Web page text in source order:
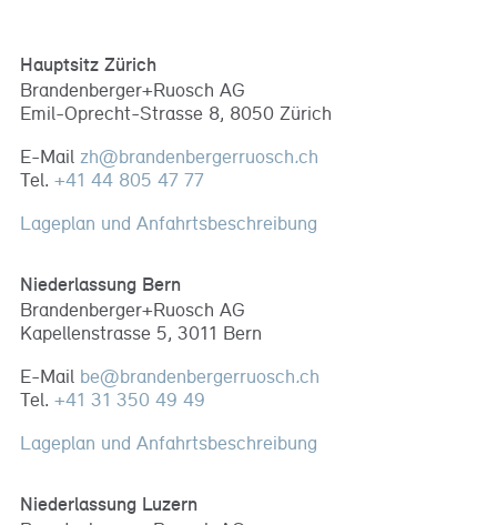
Hauptsitz Zürich
Brandenberger+Ruosch AG
Emil-Oprecht-Strasse 8, 8050 Zürich
E-Mail zh@brandenbergerruosch.ch
Tel. +41 44 805 47 77
Lageplan und Anfahrtsbeschreibung
Niederlassung Bern
Brandenberger+Ruosch AG
Kapellenstrasse 5, 3011 Bern
E-Mail be@brandenbergerruosch.ch
Tel. +41 31 350 49 49
Lageplan und Anfahrtsbeschreibung
Niederlassung Luzern